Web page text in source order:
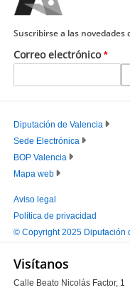
Correo electrónico
Suscribirse a las
PIE
PRINCIPAL
Diputación de Valencia
Sede Electrónica
BOP Valencia
Mapa web
PIE
Aviso legal
Política de privacidad
© Copyright 2025 Diputación
Visítanos
Calle Beato Nicolás Factor, 1